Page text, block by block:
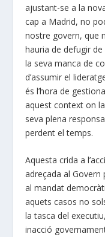
ajustant-se a la
cap a Madrid, no
nostre govern, que
hauria de defugir
la seva manca de
d’assumir el
és l’hora de
aquest context on
seva plena
perdent el temps.
Aquesta crida a
adreçada al
al mandat
aquets casos no
la tasca del
inacció